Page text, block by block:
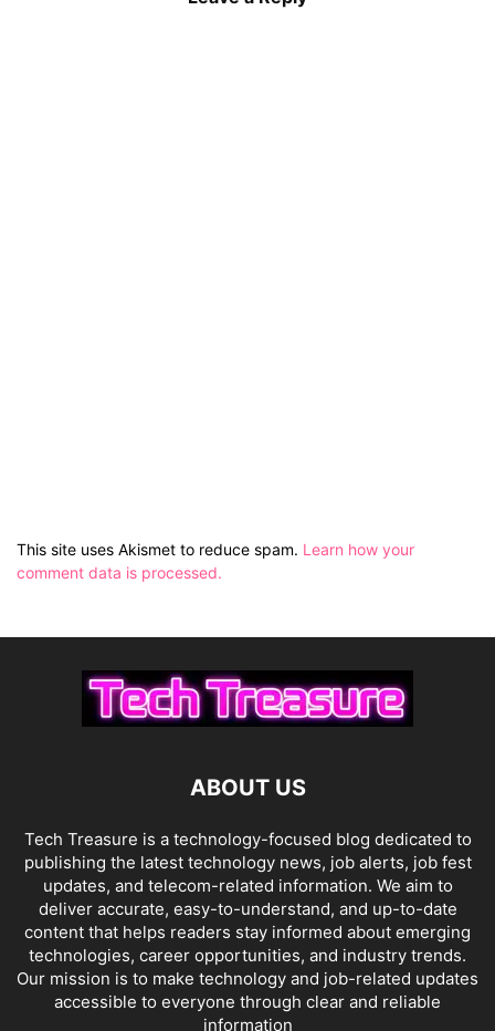
This site uses Akismet to reduce spam. Learn how your
comment data is processed.
ABOUT US
Tech Treasure is a technology-focused blog dedicated to
publishing the latest technology news, job alerts, job fest
updates, and telecom-related information. We aim to
deliver accurate, easy-to-understand, and up-to-date
content that helps readers stay informed about emerging
technologies, career opportunities, and industry trends.
Our mission is to make technology and job-related updates
accessible to everyone through clear and reliable
information